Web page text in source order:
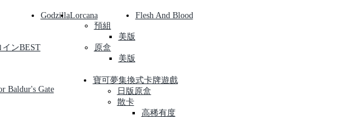
ンBEST
GodzillaLorcana
預組
美版
原盒
美版
Flesh And Blood
Baldur's Gate
寶可夢集換式卡牌遊戲
日版原盒
散卡
高稀有度